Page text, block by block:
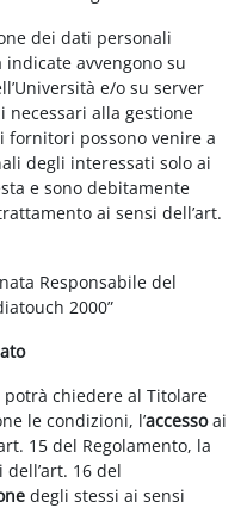
dei dati personali
avvengono su
e/o su server
alla gestione
fornitori possono venire a
degli interessati solo ai
e sono debitamente
ai sensi dell’art.
Responsabile del
2000”
potrà chiedere al Titolare
le condizioni, l’accessoai
15 del Regolamento, la
16 del
degli stessi ai sensi